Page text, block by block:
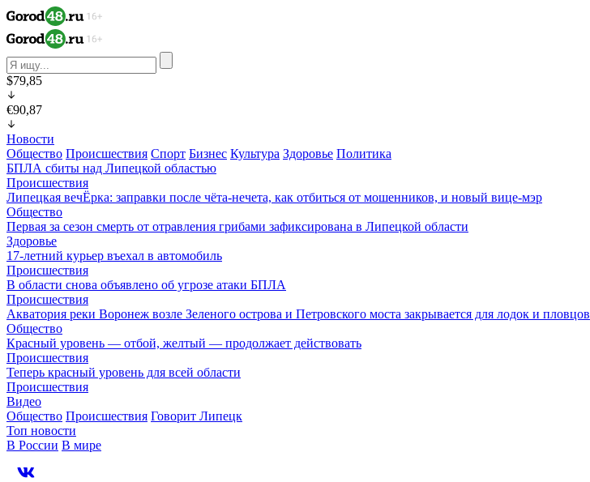
$79,85
€90,87
Новости
Общество Происшествия Спорт Бизнес Культура Здоровье Политика
БПЛА сбиты над Липецкой областью
Происшествия
Липецкая вечЁрка: заправки после чёта-нечета, как отбиться от мошенников, и новый вице-мэр
Общество
Первая за сезон смерть от отравления грибами зафиксирована в Липецкой области
Здоровье
17-летний курьер въехал в автомобиль
Происшествия
В области снова объявлено об угрозе атаки БПЛА
Происшествия
Акватория реки Воронеж возле Зеленого острова и Петровского моста закрывается для лодок и пловцов
Общество
Красный уровень — отбой, желтый — продолжает действовать
Происшествия
Теперь красный уровень для всей области
Происшествия
Видео
Общество Происшествия Говорит Липецк
Топ новости
В России В мире